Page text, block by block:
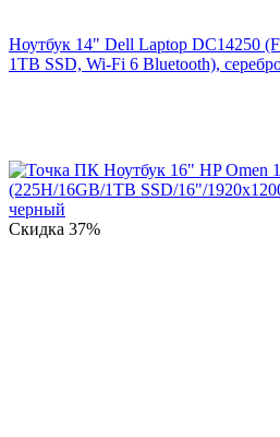
Ноутбук 14" Dell Laptop DC14250
1TB SSD, Wi-Fi 6 Bluetooth),
Скидка 37%